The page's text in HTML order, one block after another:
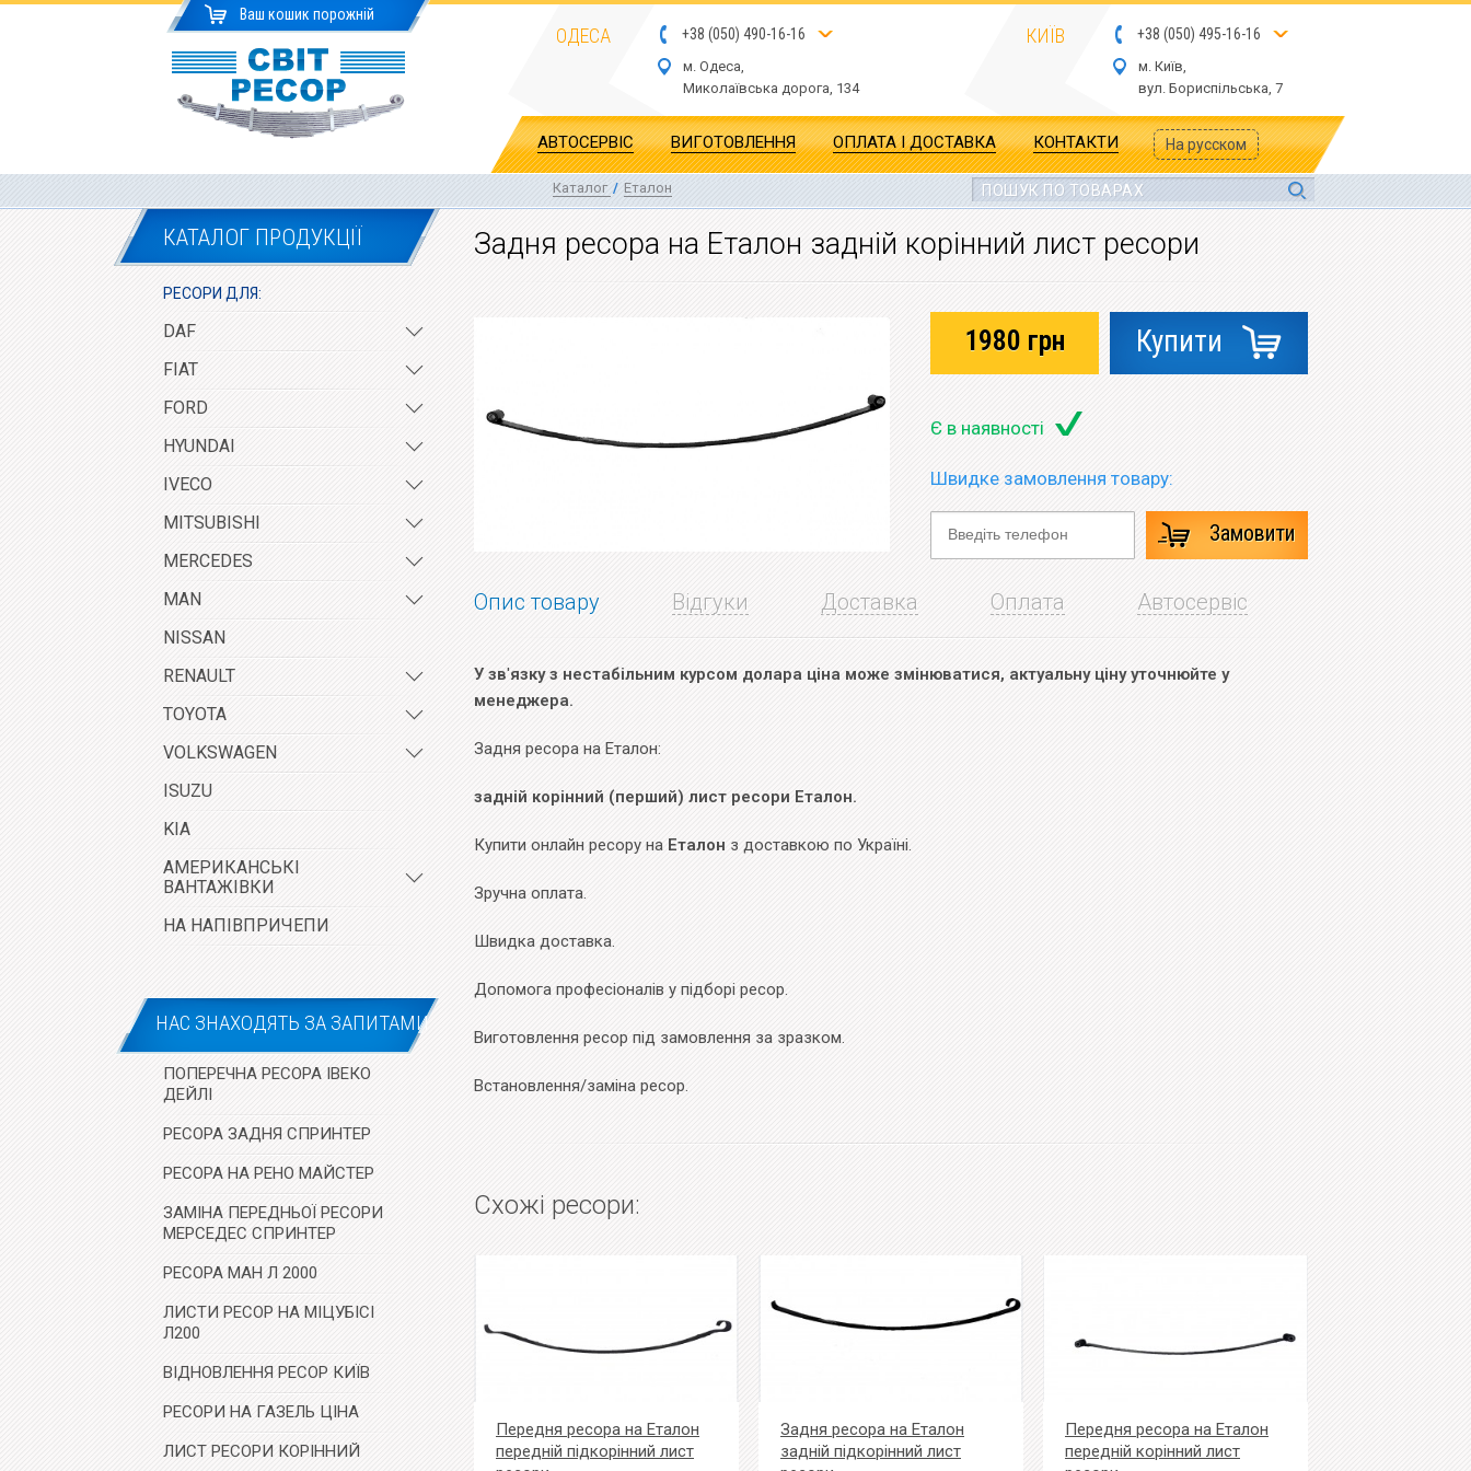
Ваш кошик порожній
ОДЕСА +38 (050) 490-16-16
м. Одеса,
Миколаївська дорога, 134
КИЇВ +38 (050) 495-16-16
м. Київ,
вул. Бориспільська, 7
АВТОСЕРВІС ВИГОТОВЛЕННЯ ОПЛАТА І ДОСТАВКА КОНТАКТИ На русском
КАТАЛОГ ПРОДУКЦІЇ
РЕСОРИ ДЛЯ:
DAF
FIAT
FORD
HYUNDAI
IVECO
MITSUBISHI
MERCEDES
MAN
NISSAN
RENAULT
TOYOTA
VOLKSWAGEN
ISUZU
KIA
АМЕРИКАНСЬКІ
ВАНТАЖІВКИ
НА НАПІВПРИЧЕПИ
НАС ЗНАХОДЯТЬ ЗА ЗАПИТАМИ
ПОПЕРЕЧНА РЕСОРА ІВЕКО
ДЕЙЛІ
РЕСОРА ЗАДНЯ СПРИНТЕР
РЕСОРА НА РЕНО МАЙСТЕР
ЗАМІНА ПЕРЕДНЬОЇ РЕСОРИ
МЕРСЕДЕС СПРИНТЕР
РЕСОРА МАН Л 2000
ЛИСТИ РЕСОР НА МІЦУБІСІ
Л200
ВІДНОВЛЕННЯ РЕСОР КИЇВ
РЕСОРИ НА ГАЗЕЛЬ ЦІНА
ЛИСТ РЕСОРИ КОРІННИЙ
Каталог / Еталон
Задня ресора на Еталон задній корінний лист ресори
1980 грн Купити
Є в наявності
Швидке замовлення товару:
Замовити
Опис товару Відгуки Доставка Оплата Автосервіс
У зв'язку з нестабільним курсом долара ціна може змінюватися, актуальну ціну уточнюйте у
менеджера.
Задня ресора на Еталон:
задній корінний (перший) лист ресори Еталон.
Купити онлайн ресору на Еталон з доставкою по Україні.
Зручна оплата.
Швидка доставка.
Допомога професіоналів у підборі ресор.
Виготовлення ресор під замовлення за зразком.
Встановлення/заміна ресор.
Схожі ресори:
Передня ресора на Еталон
передній підкорінний лист
Задня ресора на Еталон
задній підкорінний лист
Передня ресора на Еталон
передній корінний лист